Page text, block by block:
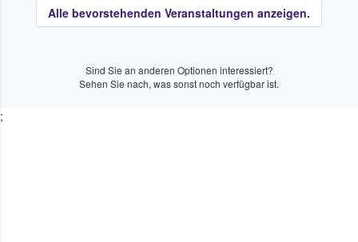
Alle bevorstehenden Veranstaltungen anzeigen.
Sind Sie an anderen Optionen interessiert?
Sehen Sie nach, was sonst noch verfügbar ist.
;